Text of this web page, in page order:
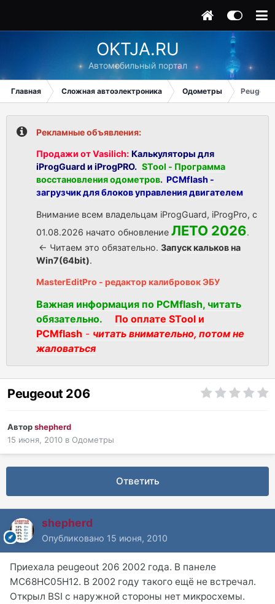
OKTJA.RU
Автомобильный портал
Главная Сложная автоэлектроника Одометры
Рекламные объявления:
Продажи от Vasilich: Калькуляторы для
iProgGuard и iProgPRO. STool - Программа
восстановления одометров. PCMflash -
загрузчик для блоков управления двигателем
Внимание всем владельцам iProgGuard, iProgPro, с
01.08.2026 начато обновление ЛЕТО 2026.
<- Читаем это обязательно. Запуск кальков на
Win7(64bit).
MasterEditPro - редактор калибровок ЭБУ
Важная информация по PCMflash, читать
обязательно.
По оплате STool и
PCMflash - читать внимательно, потом не
жаловаться
Peugeout 206
Авторshepherd
15 июня, 2010 в Одометры
Ответить
shepherd
Опубликовано 15 июня, 2010
Приехала peugeout 206 2002 года. В панеле
MC68HC05H12. В 2002 году такого ещё не встречал.
Открыл BSI с наружной стороны нет микросхемы.